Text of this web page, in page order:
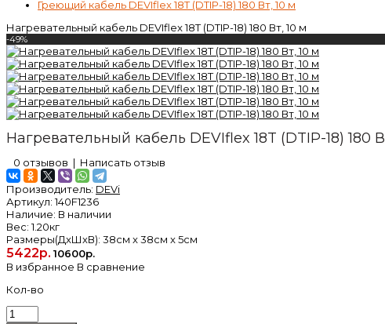
Греющий кабель DEVIflex 18T (DTIP-18) 180 Вт, 10 м
Нагревательный кабель DEVIflex 18T (DTIP-18) 180 Вт, 10 м
-49%
Нагревательный кабель DEVIflex 18T (DTIP-18) 180
0 отзывов | Написать отзыв
Производитель: DEVi
Артикул:140F1236
Наличие: В наличии
Вес:1.20кг
Размеры(ДxШxВ): 38см x 38см x 5см
5422р. 10600р.
В избранное В сравнение
Кол-во